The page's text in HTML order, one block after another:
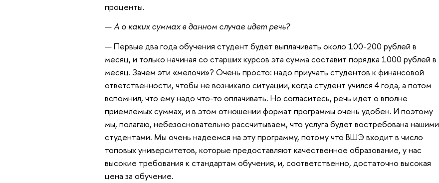
проценты.
—А о каких суммах в данном случае идет речь?
— Первые два года обучения студент будет выплачивать около 100-200 рублей в
месяц, и только начиная со старших курсов эта сумма составит порядка 1000 рублей в
месяц. Зачем эти «мелочи»? Очень просто: надо приучать студентов к финансовой
ответственности, чтобы не возникало ситуации, когда студент учился 4 года, а потом
вспомнил, что ему надо что-то оплачивать. Но согласитесь, речь идет о вполне
приемлемых суммах, и в этом отношении формат программы очень удобен. И поэтому
мы, полагаю, небезосновательно рассчитываем, что услуга будет востребована нашими
студентами. Мы очень надеемся на эту программу, потому что ВШЭ входит в число
топовых университетов, которые предоставляют качественное образование, у нас
высокие требования к стандартам обучения, и, соответственно, достаточно высокая
цена за обучение.